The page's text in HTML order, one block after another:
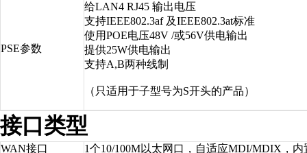
PSE参数
给LAN4 RJ45 输出电压
支持IEEE802.3af 及IEEE802.3at标准
使用POE电压48V /或56V供电输出
提供25W供电输出
支持A,B两种线制
（只适用于子型号为S开头的产品）
接口类型
WAN接口
1个10/100M以太网口，自适应MDI/MDIX，